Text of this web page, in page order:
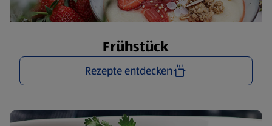
Frühstück
Rezepte entdecken